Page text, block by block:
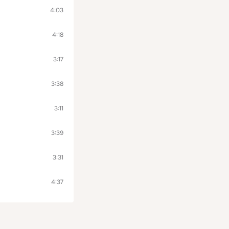
4:03
4:18
3:17
3:38
3:11
3:39
3:31
4:37